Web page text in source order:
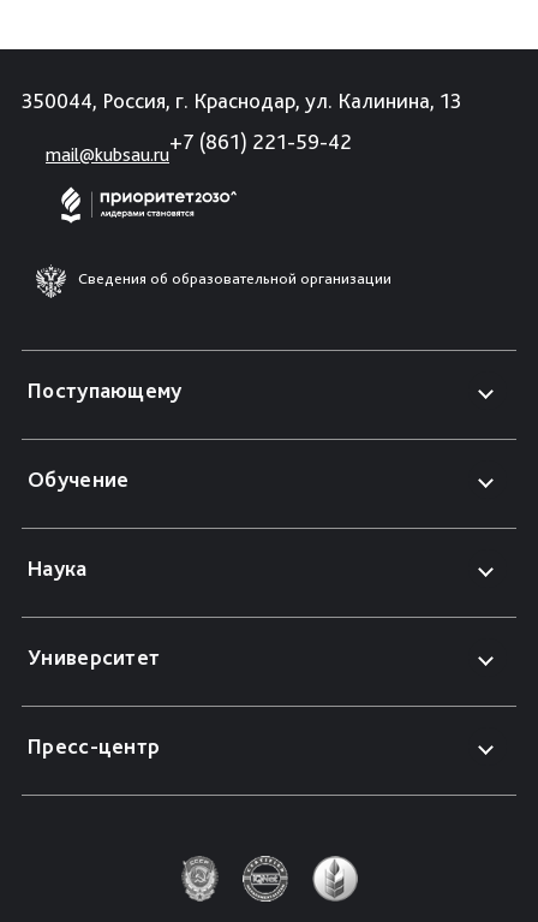
350044, Россия, г. Краснодар, ул. Калинина, 13
mail@kubsau.ru
+7 (861) 221-59-42
Сведения об образовательной организации
Поступающему
Обучение
Наука
Университет
Пресс-центр